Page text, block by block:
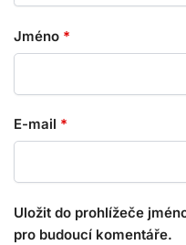
Jméno *
E-mail *
Uložit do prohlížeče
pro budoucí komentáře.